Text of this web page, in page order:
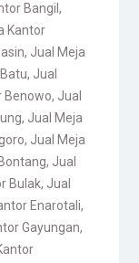
Bangil ,
Kantor
, Jual Meja
, Jual
Benowo, Jual
, Jual Meja
, Jual Meja
, Jual
Bulak, Jual
Enarotali,
Gayungan,